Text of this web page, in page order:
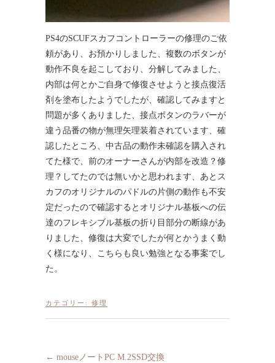
PS4のSCUFスカフコントローラーの修理のご依
頼があり、お預かりしました、複数のボタンが
動作不良を起こしており、分解してみました、
内部は何とかご自身で修復させようと接点復活
剤を塗布したようでしたが、確認してみますと
問題が多くありました、接点ボタンのラバーが
違う品番の物が無理矢理装着されています、確
認したところ、中古品の動作未確認を購入され
てた様で、前のオーナーさんが内部を改造？修
理？してたのでは無いかと思われます、あとス
カフのオリジナルのパドルの片側の動作も不安
定だったので確認するとオリジナル基板への伝
達のフレキシブル基板の折り目部分の断線があ
りました、修復は大変でしたが何とかうまく動
く様になり、こちらも良い勉強となる事案でし
た。
カテゴリー: 修理
← mouseノートPC M.2SSD交換